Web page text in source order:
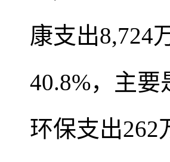
康支出8,724
40.8%，主
环保支出262